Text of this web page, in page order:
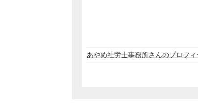
あやめ社労士事務所さんのプロフィ